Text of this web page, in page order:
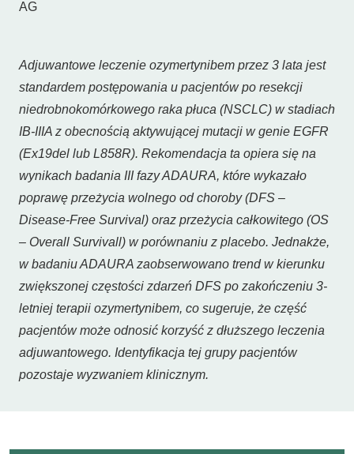
AG
Adjuwantowe leczenie ozymertynibem przez 3 lata jest
standardem postępowania u pacjentów po resekcji
niedrobnokomórkowego raka płuca (NSCLC) w stadiach
IB-IIIA z obecnością aktywującej mutacji w genie EGFR
(Ex19del lub L858R). Rekomendacja ta opiera się na
wynikach badania III fazy ADAURA, które wykazało
poprawę przeżycia wolnego od choroby (DFS –
Disease-Free Survival) oraz przeżycia całkowitego (OS
– Overall Survivall) w porównaniu z placebo. Jednakże,
w badaniu ADAURA zaobserwowano trend w kierunku
zwiększonej częstości zdarzeń DFS po zakończeniu 3-
letniej terapii ozymertynibem, co sugeruje, że część
pacjentów może odnosić korzyść z dłuższego leczenia
adjuwantowego. Identyfikacja tej grupy pacjentów
pozostaje wyzwaniem klinicznym.